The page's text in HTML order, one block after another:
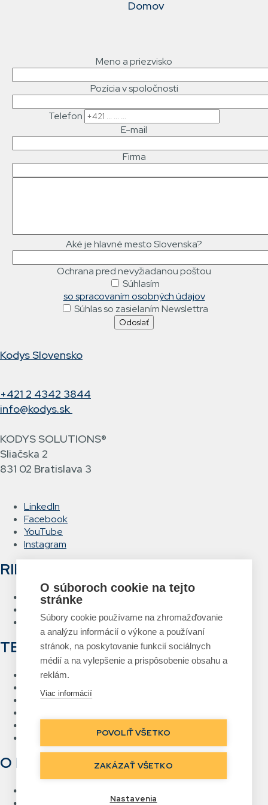
Domov
Meno a priezvisko
Pozícia v spoločnosti
Telefon
E-mail
Firma
Aké je hlavné mesto Slovenska?
Ochrana pred nevyžiadanou poštou
Súhlasím
so spracovaním osobných údajov
Súhlas so zasielaním Newslettra
Kodys Slovensko
+421 2 4342 3844
info@kodys.sk
KODYS SOLUTIONS®
Sliačska 2
831 02 Bratislava 3
LinkedIn
Facebook
YouTube
Instagram
RIEŠENIA
Hlasové vychystávanie
Systém návrhu a tlače etikiet
TECHNOLÓGIE
RFID
Čiarový kód
Bezdrôtové siete Wi-Fi
Real Time Location
O NÁS
O súboroch cookie na tejto
stránke
Súbory cookie používame na zhromažďovanie
a analýzu informácií o výkone a používaní
stránok, na poskytovanie funkcií sociálnych
médií a na vylepšenie a prispôsobenie obsahu a
reklám.
Viac informácií
POVOLIŤ VŠETKO
ZAKÁZAŤ VŠETKO
Nastavenia